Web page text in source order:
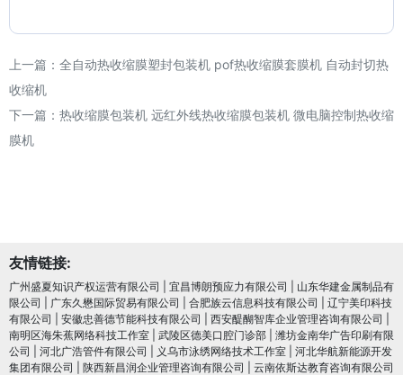
上一篇： 全自动热收缩膜塑封包装机 pof热收缩膜套膜机 自动封切热
收缩机
下一篇： 热收缩膜包装机 远红外线热收缩膜包装机 微电脑控制热收缩
膜机
友情链接:
广州盛夏知识产权运营有限公司 宜昌博朗预应力有限公司
山东华建金属制品有
限公司
广东久懋国际贸易有限公司 合肥族云信息科技有限公司
辽宁美印科技
有限公司
安徽忠善德节能科技有限公司 西安醍醐智库企业管理咨询有限公司
南明区海朱蕉网络科技工作室
武陵区德美口腔门诊部
潍坊金南华广告印刷有限
公司
河北广浩管件有限公司 义乌市泳绣网络技术工作室
河北华航新能源开发
集团有限公司
陕西新昌润企业管理咨询有限公司
云南依斯达教育咨询有限公司